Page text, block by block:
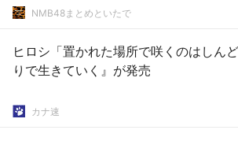
NMB48まとめといたで
ヒロシ「置かれた場所で咲くのはしん
りで生きていく』が発売
カナ速